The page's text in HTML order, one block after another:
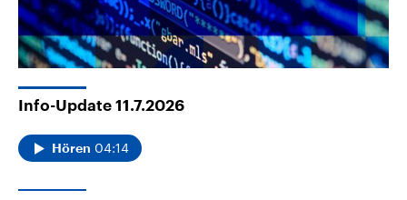
Info-Update 11.7.2026
Hören 04:14